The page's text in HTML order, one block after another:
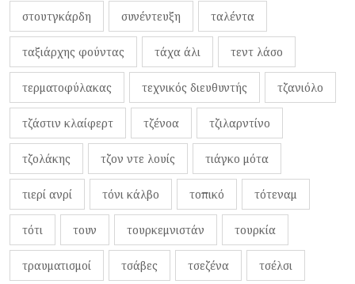
στουτγκάρδη συνέντευξη ταλέντα
ταξιάρχης φούντας τάχα άλι τεντ λάσο
τερματοφύλακας τεχνικός διευθυντής τζανιόλο
τζάστιν κλαίφερτ τζένοα τζιλαρντίνο
τζολάκης τζον ντε λουίς τιάγκο μότα
τιερί ανρί τόνι κάλβο τοπικό τότεναμ
τότι τουν τουρκεμνιστάν τουρκία
τραυματισμοί τσάβες τσεζένα τσέλσι